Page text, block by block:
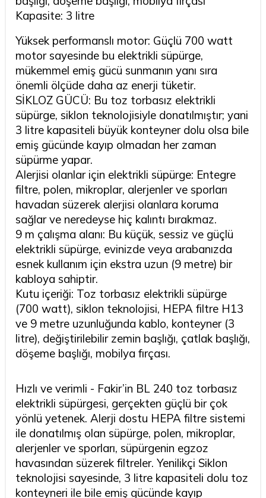
Kapasite: 3 litre
Yüksek performanslı motor: Güçlü 700 watt
motor sayesinde bu elektrikli süpürge,
mükemmel emiş gücü sunmanın yanı sıra
önemli ölçüde daha az enerji tüketir.
SİKLOZ GÜCÜ: Bu toz torbasız elektrikli
süpürge, siklon teknolojisiyle donatılmıştır; yani
3 litre kapasiteli büyük konteyner dolu olsa bile
emiş gücünde kayıp olmadan her zaman
süpürme yapar.
Alerjisi olanlar için elektrikli süpürge: Entegre
filtre, polen, mikroplar, alerjenler ve sporları
havadan süzerek alerjisi olanlara koruma
sağlar ve neredeyse hiç kalıntı bırakmaz.
9 m çalışma alanı: Bu küçük, sessiz ve güçlü
elektrikli süpürge, evinizde veya arabanızda
esnek kullanım için ekstra uzun (9 metre) bir
kabloya sahiptir.
Kutu içeriği: Toz torbasız elektrikli süpürge
(700 watt), siklon teknolojisi, HEPA filtre H13
ve 9 metre uzunluğunda kablo, konteyner (3
litre), değiştirilebilir zemin başlığı, çatlak başlığı,
döşeme başlığı, mobilya fırçası.
Hızlı ve verimli - Fakir’in BL 240 toz torbasız
elektrikli süpürgesi, gerçekten güçlü bir çok
yönlü yetenek. Alerji dostu HEPA filtre sistemi
ile donatılmış olan süpürge, polen, mikroplar,
alerjenler ve sporları, süpürgenin egzoz
havasından süzerek filtreler. Yenilikçi Siklon
teknolojisi sayesinde, 3 litre kapasiteli dolu toz
konteyneri ile bile emiş gücünde kayıp